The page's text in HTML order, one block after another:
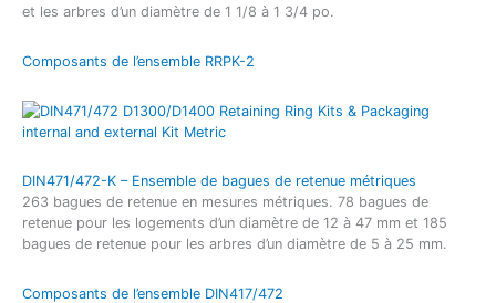
et les arbres d’un diamètre de 1 1/8 à 1 3/4 po.
Composants de l’ensemble RRPK-2
DIN471/472-K – Ensemble de bagues de retenue métriques
263 bagues de retenue en mesures métriques. 78 bagues de
retenue pour les logements d’un diamètre de 12 à 47 mm et 185
bagues de retenue pour les arbres d’un diamètre de 5 à 25 mm.
Composants de l’ensemble DIN417/472